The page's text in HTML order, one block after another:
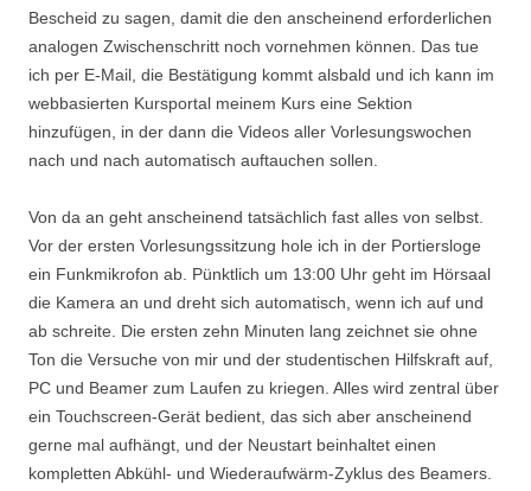
Bescheid zu sagen, damit die den anscheinend erforderlichen
analogen Zwischenschritt noch vornehmen können. Das tue
ich per E-Mail, die Bestätigung kommt alsbald und ich kann im
webbasierten Kursportal meinem Kurs eine Sektion
hinzufügen, in der dann die Videos aller Vorlesungswochen
nach und nach automatisch auftauchen sollen.
Von da an geht anscheinend tatsächlich fast alles von selbst.
Vor der ersten Vorlesungssitzung hole ich in der Portiersloge
ein Funkmikrofon ab. Pünktlich um 13:00 Uhr geht im Hörsaal
die Kamera an und dreht sich automatisch, wenn ich auf und
ab schreite. Die ersten zehn Minuten lang zeichnet sie ohne
Ton die Versuche von mir und der studentischen Hilfskraft auf,
PC und Beamer zum Laufen zu kriegen. Alles wird zentral über
ein Touchscreen-Gerät bedient, das sich aber anscheinend
gerne mal aufhängt, und der Neustart beinhaltet einen
kompletten Abkühl- und Wiederaufwärm-Zyklus des Beamers.